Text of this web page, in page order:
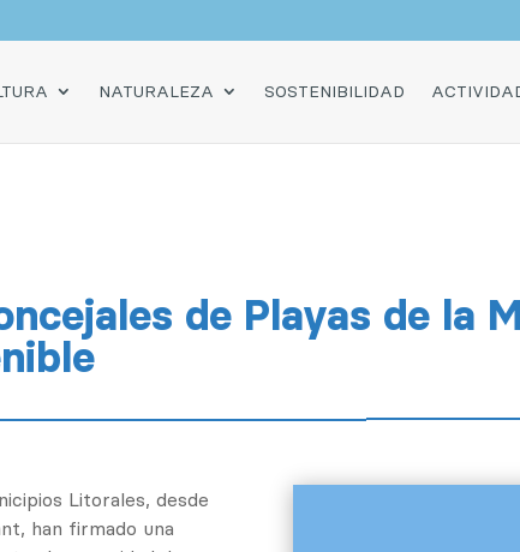
NATURALEZA SOSTENIBILIDAD
de Playas de la
Litorales, desde
han firmado una